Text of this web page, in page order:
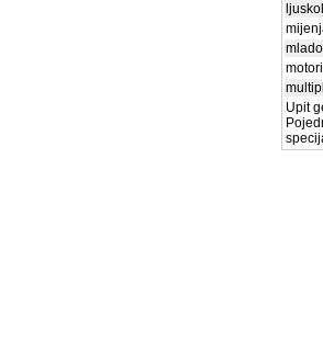
Upit